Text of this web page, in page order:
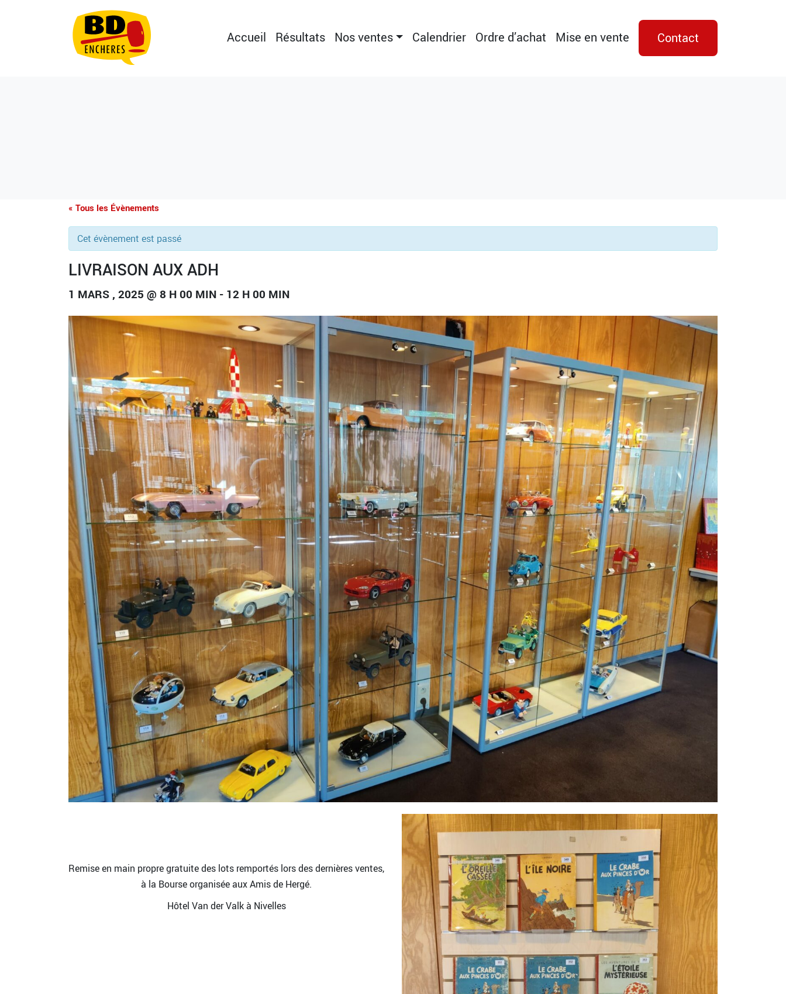
Accueil Résultats Nos ventes Calendrier Ordre d’achat Mise en vente Contact
« Tous les Évènements
Cet évènement est passé
LIVRAISON AUX ADH
1 MARS , 2025 @ 8 H 00 MIN - 12 H 00 MIN
Remise en main propre gratuite des lots remportés lors des dernières ventes,
à la Bourse organisée aux Amis de Hergé.
Hôtel Van der Valk à Nivelles